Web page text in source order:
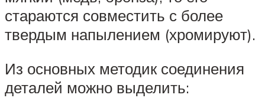
стараются совместить с более
твердым напылением (хромируют).
Из основных методик соединения
деталей можно выделить: